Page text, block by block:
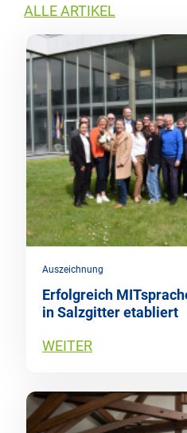
ALLE ARTIKEL
Auszeichnung
Erfolgreich
in Salzgitter etabliert
WEITER